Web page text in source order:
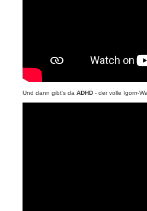
Und dann gibt's da ADHD - der volle Igorrr-